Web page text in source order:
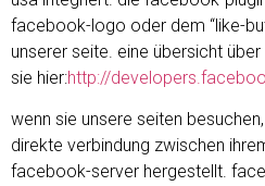
facebook-logo oder dem “like-
unserer seite. eine übersicht
sie hier:http://
wenn sie unsere seiten
direkte verbindung zwischen
facebook-server hergestellt.